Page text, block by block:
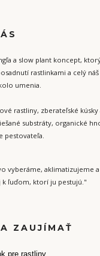
a slow plant koncept,
rastlinkami a celý
umenia.
rastliny, zberateľské
substráty, organické
pestovateľa.
vyberáme, aklimatizujeme
ľuďom, ktorí ju pestujú."
ZAUJÍMAŤ
pre rastliny